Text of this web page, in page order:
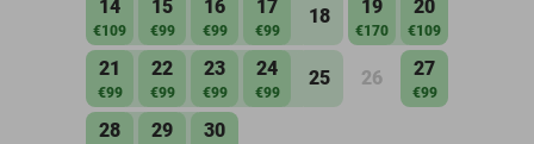
14
€109
15
€99
16
€99
17
€99
18 19
€170
20
€109
21
€99
22
€99
23
€99
24
€99
25 26 27
€99
28 29 30